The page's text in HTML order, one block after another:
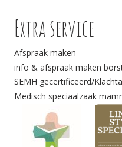
Extra service
Afspraak maken
info & afspraak maken
SEMH gecertificeerd/
Medisch speciaalzaak